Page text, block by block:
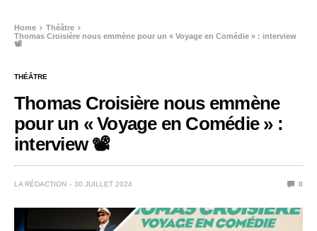
Home
Théâtre
Thomas Croisière nous emmène pour un « Voyage en Comédie » : interview
📽️
THÉÂTRE
Thomas Croisière nous emmène
pour un « Voyage en Comédie » :
interview 📽️
LA RÉDACTION 30 JUILLET 2024 0